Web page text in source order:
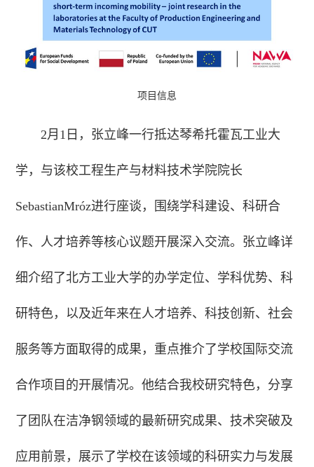
项目信息
2月1日，张立峰一行抵达琴希托霍瓦工业大
学，与该校工程生产与材料技术学院院长
SebastianMróz进行座谈，围绕学科建设、科研合
作、人才培养等核心议题开展深入交流。张立峰详
细介绍了北方工业大学的办学定位、学科优势、科
研特色，以及近年来在人才培养、科技创新、社会
服务等方面取得的成果，重点推介了学校国际交流
合作项目的开展情况。他结合我校研究特色，分享
了团队在洁净钢领域的最新研究成果、技术突破及
应用前景，展示了学校在该领域的科研实力与发展